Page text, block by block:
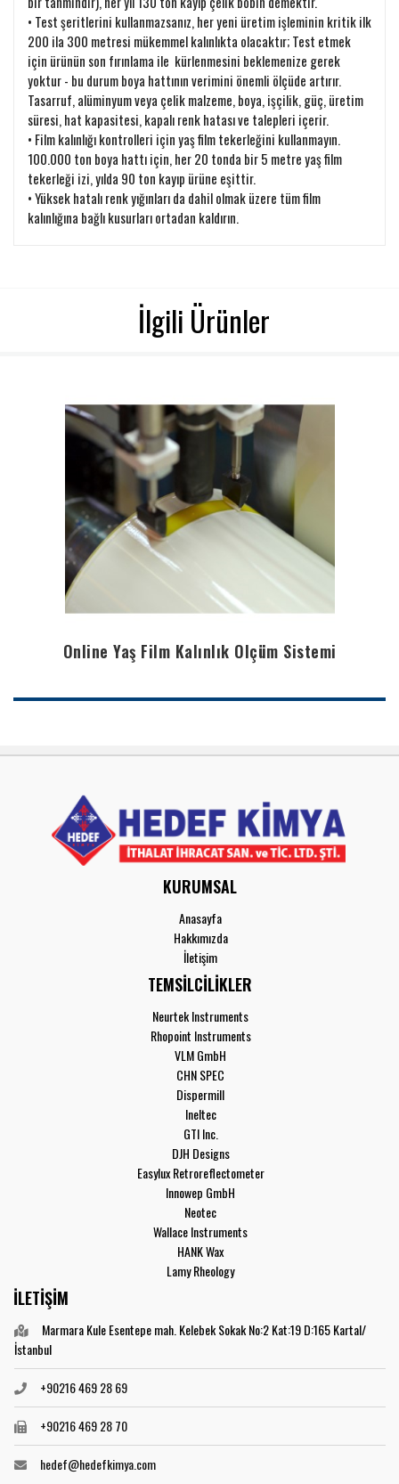
• Test şeritlerini kullanmazsanız, her yeni üretim işleminin kritik ilk
200 ila 300 metresi mükemmel kalınlıkta olacaktır; Test etmek
için ürünün son fırınlama ile kürlenmesini beklemenize gerek
yoktur - bu durum boya hattının verimini önemli ölçüde artırır.
Tasarruf, alüminyum veya çelik malzeme, boya, işçilik, güç, üretim
süresi, hat kapasitesi, kapalı renk hatası ve talepleri içerir.
• Film kalınlığı kontrolleri için yaş film tekerleğini kullanmayın.
100.000 ton boya hattı için, her 20 tonda bir 5 metre yaş film
tekerleği izi, yılda 90 ton kayıp ürüne eşittir.
• Yüksek hatalı renk yığınları da dahil olmak üzere tüm film
kalınlığına bağlı kusurları ortadan kaldırın.
İlgili Ürünler
Online Yaş Film Kalınlık Ölçüm Sistemi
KURUMSAL
Anasayfa
Hakkımızda
İletişim
TEMSİLCİLİKLER
Neurtek Instruments
Rhopoint Instruments
VLM GmbH
CHN SPEC
Dispermill
Ineltec
GTI Inc.
DJH Designs
Easylux Retroreflectometer
Innowep GmbH
Neotec
Wallace Instruments
HANK Wax
Lamy Rheology
İLETİŞİM
Marmara Kule Esentepe mah. Kelebek Sokak No:2 Kat:19 D:165 Kartal/
İstanbul
+90216 469 28 69
+90216 469 28 70
hedef@hedefkimya.com